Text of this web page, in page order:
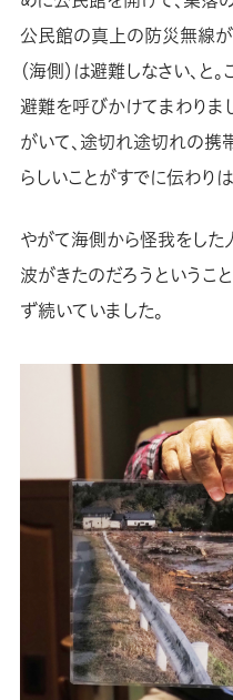
公民館の真上の防災無線が
（海側）は避難しなさい、と
避難を呼びかけてまわりま
がいて、途切れ途切れの携
らしいことがすでに伝わり
やがて海側から怪我をした
波がきたのだろうというこ
ず続いていました。